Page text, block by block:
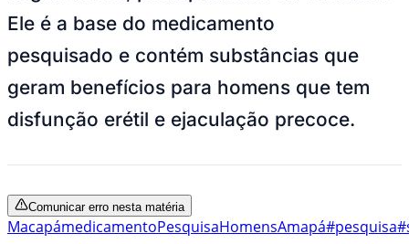
Ele é a base do medicamento
pesquisado e contém substâncias que
geram benefícios para homens que tem
disfunção erétil e ejaculação precoce.
Comunicar erro nesta matéria
MacapámedicamentoPesquisaHomensAmapá#pesquisa